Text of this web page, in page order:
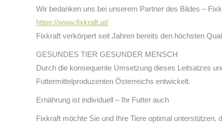
Wir bedanken uns bei unserem Partner des Bildes –
https://www.fixkraft.at/
Fixkraft verkörpert seit Jahren bereits den höchsten
GESUNDES TIER GESUNDER MENSCH
Durch die konsequente Umsetzung dieses Leitsatzes
Futtermittelproduzenten Österreichs entwickelt.
Ernährung ist individuell – Ihr Futter auch
Fixkraft möchte Sie und Ihre Tiere optimal